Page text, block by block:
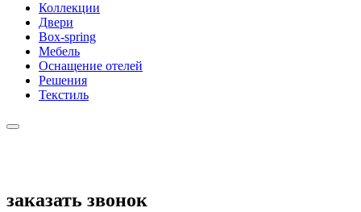
Коллекции
Двери
Box-spring
Мебель
Оснащение отелей
Решения
Текстиль
заказать звонок